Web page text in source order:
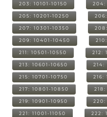
203: 10101-10150 204:
205: 10201-10250
207: 10301-10350
209: 10401-10450
211: 10501-10550 212:
213: 10601-10650 214:
215: 10701-10750 216:
217: 10801-10850 218:
219: 10901-10950 220:
221: 11001-11050 222: